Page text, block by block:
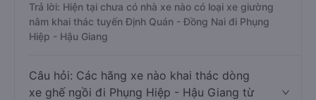
Trả lời: Hiện tại chưa có nhà xe nào có loại xe giường
nằm khai thác tuyến Định Quán - Đồng Nai đi Phụng
Hiệp - Hậu Giang
Câu hỏi: Các hãng xe nào khai thác dòng
xe ghế ngồi đi Phụng Hiệp - Hậu Giang từ